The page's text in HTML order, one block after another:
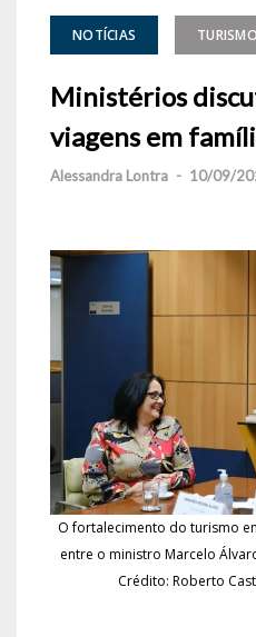
NOTÍCIAS TURISMO
Ministérios
viagens em
Alessandra Lontra - 10/09/
O fortalecimento do turismo
entre o ministro Marcelo
Crédito: Roberto